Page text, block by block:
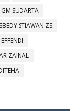
GM SUDARTA
STIAWAN ZS
ZAINAL